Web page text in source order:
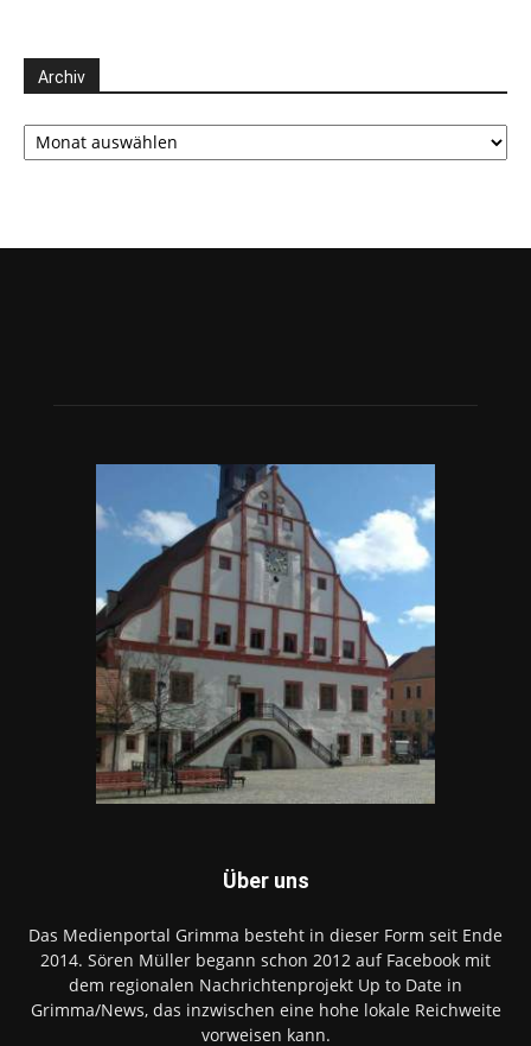
Archiv
Archiv
Über uns
Das Medienportal Grimma besteht in dieser Form seit Ende
2014. Sören Müller begann schon 2012 auf Facebook mit
dem regionalen Nachrichtenprojekt Up to Date in
Grimma/News, das inzwischen eine hohe lokale Reichweite
vorweisen kann.